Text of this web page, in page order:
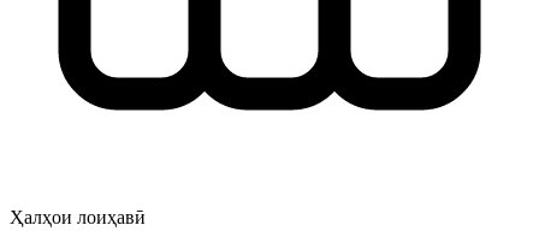
Ҳалҳои лоиҳавӣ